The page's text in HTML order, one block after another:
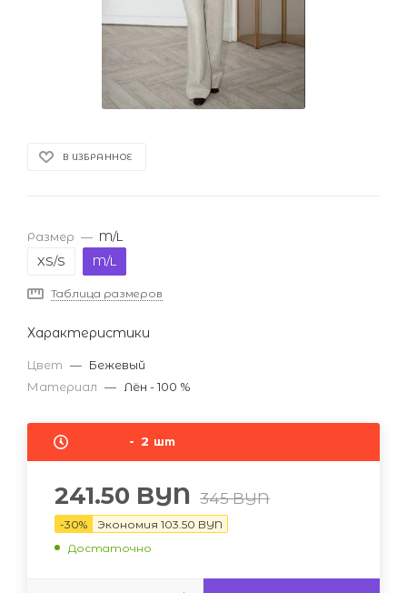
В ИЗБРАННОЕ
Размер — M/L
XS/S
M/L
Таблица размеров
Характеристики
Цвет — Бежевый
Материал — Лён - 100 %
2 шт
241.50 BYN 345BYN
-30% Экономия 103.50 BYN
Достаточно